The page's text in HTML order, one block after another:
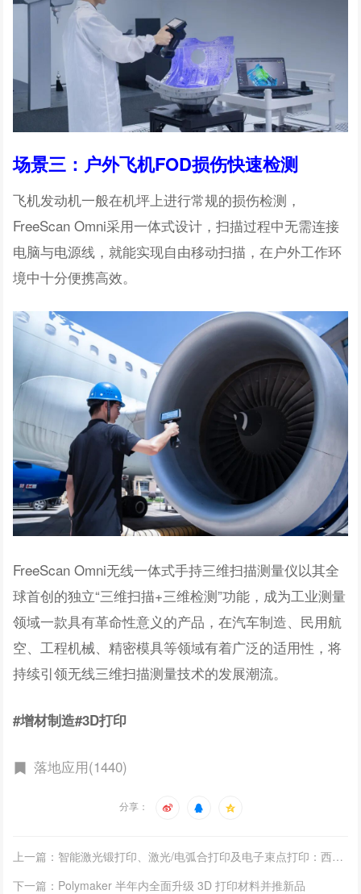
场景三：户外飞机FOD损伤快速检测
飞机发动机一般在机坪上进行常规的损伤检测，
FreeScan Omni采用一体式设计，扫描过程中无需连接
电脑与电源线，就能实现自由移动扫描，在户外工作环
境中十分便携高效。
FreeScan Omni无线一体式手持三维扫描测量仪以其全
球首创的独立“三维扫描+三维检测”功能，成为工业测量
领域一款具有革命性意义的产品，在汽车制造、民用航
空、工程机械、精密模具等领域有着广泛的适用性，将
持续引领无线三维扫描测量技术的发展潮流。
#增材制造#3D打印
落地应用(1440)
分享：
上一篇：智能激光锻打印、激光/电弧合打印及电子束点打印：西空智造创新3D打印技术发展
下一篇：Polymaker 半年内全面升级 3D 打印材料并推新品